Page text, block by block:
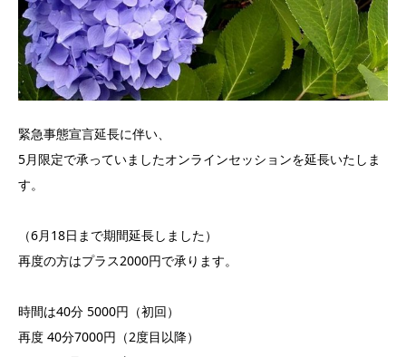
緊急事態宣言延長に伴い、
5月限定で承っていましたオンラインセッションを延長いたしま
す。
（6月18日まで期間延長しました）
再度の方はプラス2000円で承ります。
時間は40分 5000円（初回）
再度 40分7000円（2度目以降）